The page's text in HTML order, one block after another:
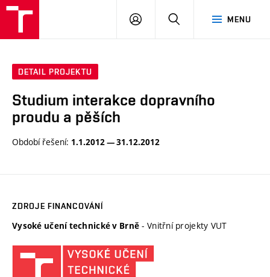
MENU
PŘIHLÁSIT
DETAIL PROJEKTU
Studium interakce dopravního
proudu a pěších
Období řešení: 1.1.2012 — 31.12.2012
ZDROJE FINANCOVÁNÍ
Vysoké učení technické v Brně - Vnitřní projekty VUT